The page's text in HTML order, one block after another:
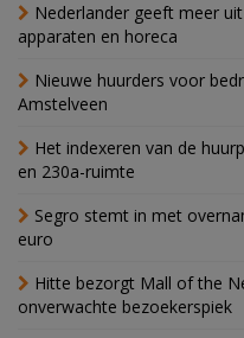
Nederlander geeft meer uit
apparaten en horeca
Nieuwe huurders voor
Amstelveen
Het indexeren van de
en 230a-ruimte
Segro stemt in met
euro
Hitte bezorgt Mall of the
onverwachte bezoekerspiek